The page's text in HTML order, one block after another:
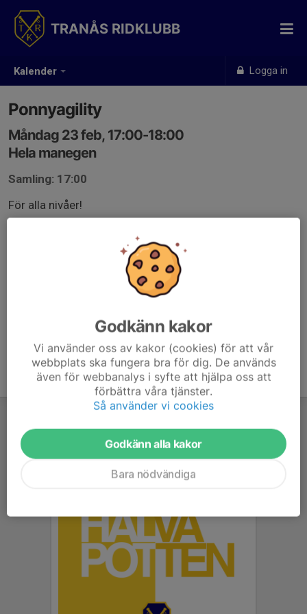
Kalender Logga in
TRANÅS RIDKLUBB
Ponnyagility
Måndag 23 feb, 17:00-18:00
Hela manegen
Samling: 17:00
För alla nivåer!
Godkänn kakor
Vi använder oss av kakor (cookies) för att vår
webbplats ska fungera bra för dig. De används
även för webbanalys i syfte att hjälpa oss att
förbättra våra tjänster.
Så använder vi cookies
Godkänn alla kakor
Bara nödvändiga